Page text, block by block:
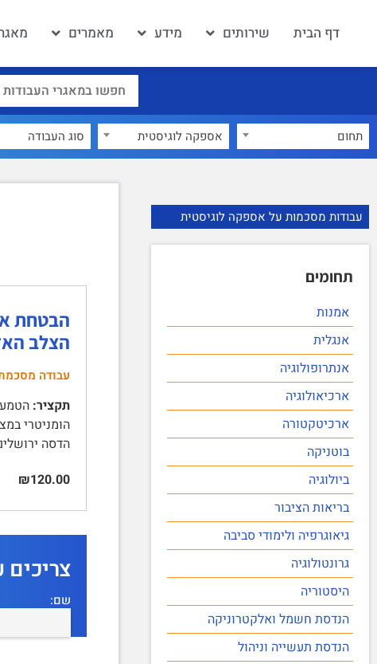
דף הבית שירותים מידע מאמרים
תחום אספקה לוגיסטית
עבודות מסכמות על אספקה לוגיסטית
תחומים
אמנות
אנגלית
אנתרופולוגיה
ארכיאולוגיה
ארכיטקטורה
בוטניקה
ביולוגיה
בריאות הציבור
גיאוגרפיה ולימודי סביבה
גרונטולוגיה
היסטוריה
הנדסת חשמל ואלקטרוניקה
הנדסת תעשייה וניהול
הבטחת
הצלב
עבודה
תקציר:
הומניטרי
הדסה ירושלים |
₪120.00
שם: